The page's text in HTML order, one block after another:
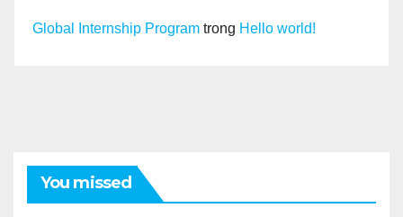
Global Internship Program trong Hello world!
You missed